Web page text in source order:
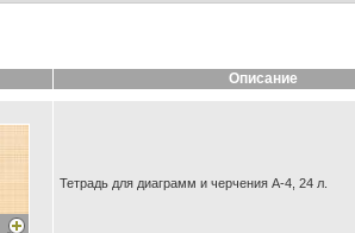
Описание
Тетрадь для диаграмм и черчения А-4, 24 л.